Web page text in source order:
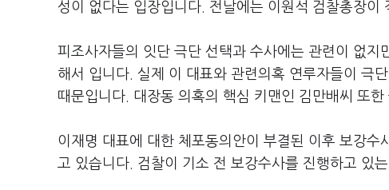
성이 없다는 입장입니다. 전날에는 이원석 검찰총장
피조사자들의 잇단 극단 선택과 수사에는 관련이 없
해서 입니다. 실제 이 대표와 관련의혹 연루자들이 극
때문입니다. 대장동 의혹의 핵심 키맨인 김만배씨 또
이재명 대표에 대한 체포동의안이 부결된 이후 보강
고 있습니다. 검찰이 기소 전 보강수사를 진행하고 있